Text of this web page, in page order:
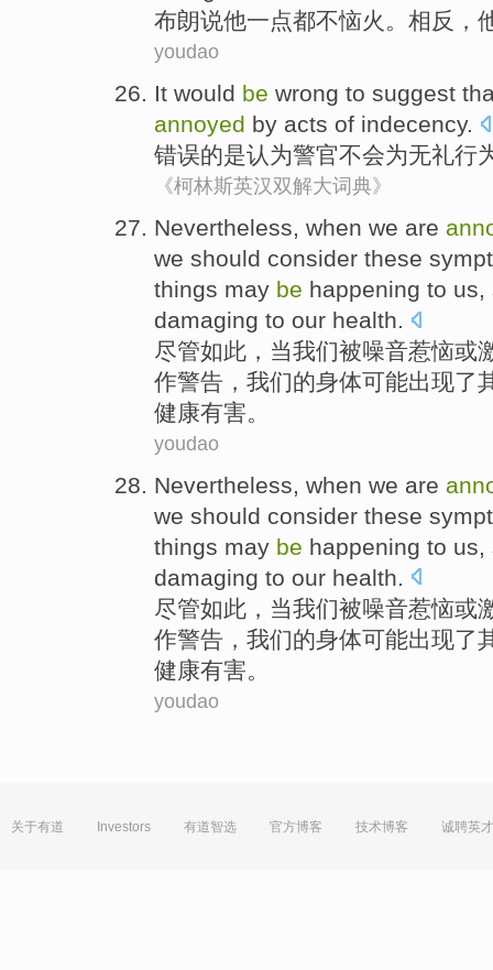
布朗说他一点都不恼火 。 相反 ，
youdao
It would be wrong to suggest
annoyed by acts of indecency.
错误的是认为警官不会为无礼行
《柯林斯英汉双解大词典》
Nevertheless, when we are
we should consider these
things may be happening to us,
damaging to our health.
尽管如此 ， 当我们被噪音惹恼或
作警告 ，我们的身体可能出现了
健康有害。
youdao
Nevertheless when we are
we should consider these
things may be happening to us,
damaging to our health
尽管如此 ， 当我们被噪音惹恼或
作警告 ，我们的身体可能出现了
健康有害 。
youdao
关于有道 Investors 有道智选 官方博客 技术博客 诚聘英才